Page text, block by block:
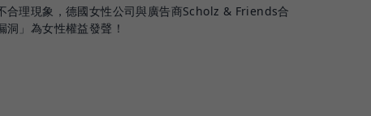
合理現象，德國女性公司與廣告商Scholz & Friends合
」為女性權益發聲！